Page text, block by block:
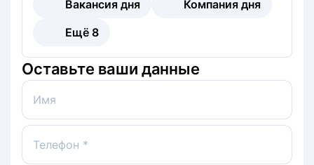
Вакансия дня
Компания дня
Ещё 8
Оставьте ваши данные
Имя
Телефон *